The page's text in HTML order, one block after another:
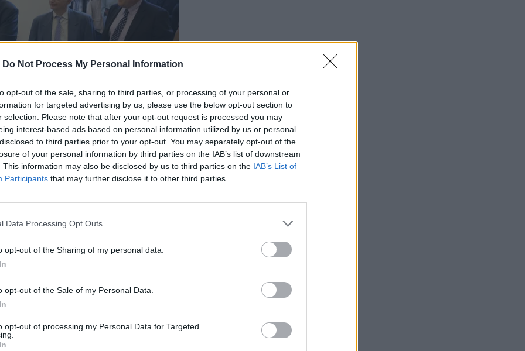
Do Not Process My Personal Information
opt-out of the sale, sharing to third parties, or processing of your personal or
for targeted advertising by us, please use the below opt-out section to
selection. Please note that after your opt-out request is processed you may
interest-based ads based on personal information utilized by us or personal
to third parties prior to your opt-out. You may separately opt-out of the
of your personal information by third parties on the IAB’s list of downstream
This information may also be disclosed by us to third parties on the IAB’s List of
Participants that may further disclose it to other third parties.
Data Processing Opt Outs
opt-out of the Sharing of my personal data.
opt-out of the Sale of my Personal Data.
opt-out of processing my Personal Data for Targeted
Photo Credits: @imageonline
θέματα ο κ. Σαμαράς ανέφερε:«Δεν
η Τουρκία εκτελεί σχεδιασμούς
την πρότασή του για
ο χρήσιμος ηλίθιος»
της κυβέρνησης έναντι των
που, όπως είπε,
των Πρεσπών
επίθεση σε Τσίπρα και
σαν δύο σταγόνες νερό όλα στο βωμό
τα κόμματά τους.
Τσίπρα και το νέο του κόμμα, ο
από το χθες θέλει να δώσει
Υπόθεση Marfin: Έφθασε στην Ελλάδα
η 46χρονη κατηγορούμενη για
εμπρησμό